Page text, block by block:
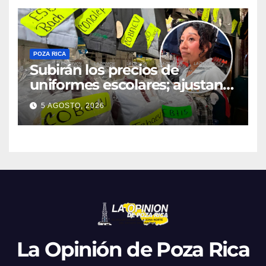
POZA RICA
Subirán los precios de
uniformes escolares; ajustan
promociones
5 AGOSTO, 2026
La Opinión de Poza Rica